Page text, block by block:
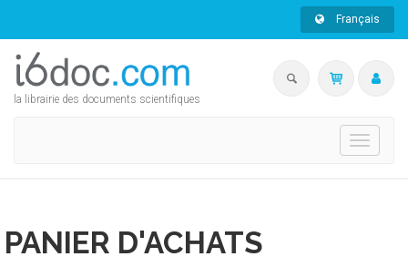
Français
la librairie des documents scientifiques
Toggle
PANIER D'ACHATS